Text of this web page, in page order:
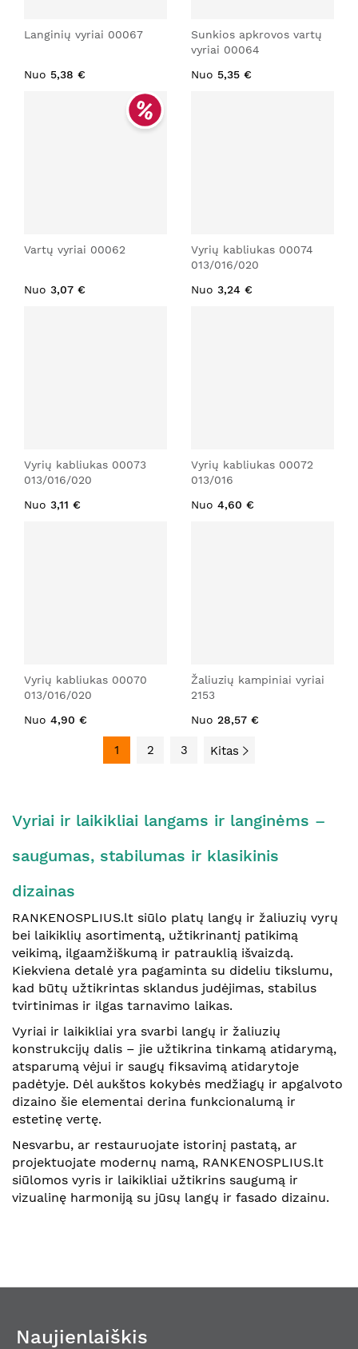
Langinių vyriai 00067
Nuo 5,38 €
Sunkios apkrovos vartų
vyriai 00064
Nuo 5,35 €
Vartų vyriai 00062
Nuo 3,07 €
Vyrių kabliukas 00074
013/016/020
Nuo 3,24 €
Vyrių kabliukas 00073
013/016/020
Nuo 3,11 €
Vyrių kabliukas 00072
013/016
Nuo 4,60 €
Vyrių kabliukas 00070
013/016/020
Nuo 4,90 €
Žaliuzių kampiniai vyriai
2153
Nuo 28,57 €
1 2 3 Kitas
Vyriai ir laikikliai langams ir langinėms –
saugumas, stabilumas ir klasikinis
dizainas
RANKENOSPLIUS.lt siūlo platų langų ir žaliuzių vyrų
bei laikiklių asortimentą, užtikrinantį patikimą
veikimą, ilgaamžiškumą ir patrauklią išvaizdą.
Kiekviena detalė yra pagaminta su dideliu tikslumu,
kad būtų užtikrintas sklandus judėjimas, stabilus
tvirtinimas ir ilgas tarnavimo laikas.
Vyriai ir laikikliai yra svarbi langų ir žaliuzių
konstrukcijų dalis – jie užtikrina tinkamą atidarymą,
atsparumą vėjui ir saugų fiksavimą atidarytoje
padėtyje. Dėl aukštos kokybės medžiagų ir apgalvoto
dizaino šie elementai derina funkcionalumą ir
estetinę vertę.
Nesvarbu, ar restauruojate istorinį pastatą, ar
projektuojate modernų namą, RANKENOSPLIUS.lt
siūlomos vyris ir laikikliai užtikrins saugumą ir
vizualinę harmoniją su jūsų langų ir fasado dizainu.
Naujienlaiškis